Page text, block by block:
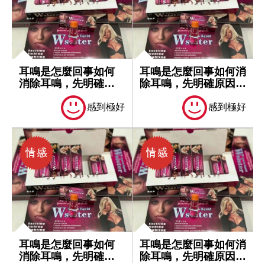
耳鳴是怎麼回事如何
消除耳鳴，先明確原
感到極好
耳鳴是怎麼回事如何消
除耳鳴，先明確原因再
感到極好
耳鳴是怎麼回事如何
消除耳鳴，先明確原
耳鳴是怎麼回事如何消
除耳鳴，先明確原因再